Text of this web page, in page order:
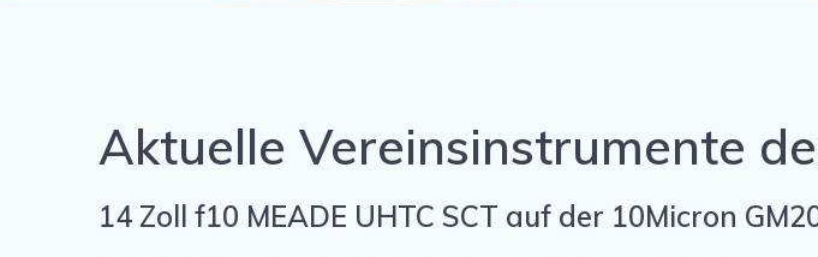
Aktuelle Vereinsinstrumente
14 Zoll f10 MEADE UHTC SCT auf der 10Micron